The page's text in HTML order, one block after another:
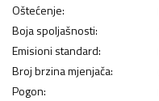
Oštećenje:
Boja spoljašnosti:
Emisioni standard:
Broj brzina mjenjača:
Pogon: